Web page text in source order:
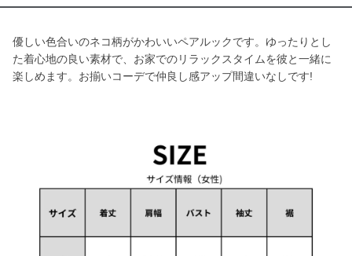
優しい色合いのネコ柄がかわいいペアルックです。ゆったりとし
た着心地の良い素材で、お家でのリラックスタイムを彼と一緒に
楽しめます。お揃いコーデで仲良し感アップ間違いなしです!